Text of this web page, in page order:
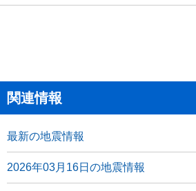
関連情報
最新の地震情報
2026年03月16日の地震情報